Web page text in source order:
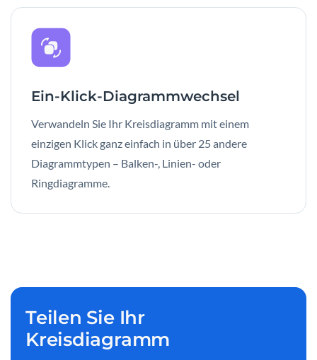
Ein-Klick-Diagrammwechsel
Verwandeln Sie Ihr Kreisdiagramm mit einem
einzigen Klick ganz einfach in über 25 andere
Diagrammtypen – Balken-, Linien- oder
Ringdiagramme.
Teilen Sie Ihr
Kreisdiagramm